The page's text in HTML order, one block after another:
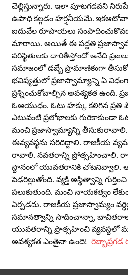
చెల్లిస్తున్నారు. ఇలా పూటగడవని
ఉపాధి కల్గడం హర్షనీయమే.
ఐదువేల రూపాయలు
మారాయి. అయితే ఈ పద్దతి
పరిస్థితులకు దారితీస్తోందో అనేది
సమాజంలో డబ్బే ప్రామాణికంగా
భవిష్యత్తులో ప్రజాస్వామ్యాన్ని ఏ
ప్రశ్నించుకోవాల్సిన అవశ్యకత ఉంది.
ఓఆయుధం. ఓటు హక్కు కలిగిన
ఎటువంటి ప్రలోభాలకు గురికాకుండా
మంచి ప్రజాస్వామ్యాన్ని తీసుకురావాలి.
ఈవ్యవస్థను సరిదిద్దాలి. రాజకీయ
రావాలి. నవతరాన్ని ప్రోత్సహించాలి.
స్థానంలో యువతరానికి చోటనివ్వాలి.
పెఢరిల్లుతోంది. వ్యక్తి అస్థిత్వాన్ని
పలుకుతుంది. మంచి నాయకత్వం
ఏర్పడదు. రాజకీయ ప్రజాస్వామ్యం
సమానత్వాన్ని సాధించాన్నా, భావితరాల
యువతరాన్ని ప్రొత్సహించి వ్యవస్థలో
అవశ్యకత ఎంతైనా ఉంది!- రెబ్బాప్ర‌గ‌డ